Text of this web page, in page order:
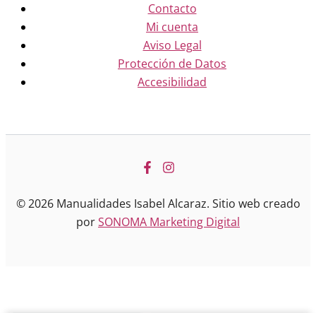
Contacto
Mi cuenta
Aviso Legal
Protección de Datos
Accesibilidad
© 2026 Manualidades Isabel Alcaraz. Sitio web creado
porSONOMA Marketing Digital